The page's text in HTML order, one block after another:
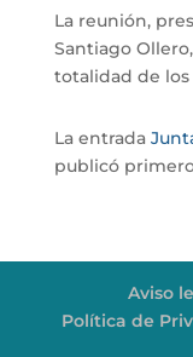
La reunión,
Santiago
totalidad de los
La entrada
publicó
Aviso
Política de